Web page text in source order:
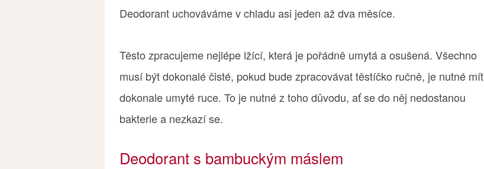
Deodorant uchováváme v chladu asi jeden až dva měsíce.
Těsto zpracujeme nejlépe lžící, která je pořádně umytá a osušená. Všechno
musí být dokonalé čisté, pokud bude zpracovávat těstíčko ručně, je nutné mít
dokonale umyté ruce. To je nutné z toho důvodu, ať se do něj nedostanou
bakterie a nezkazí se.
Deodorant s bambuckým máslem